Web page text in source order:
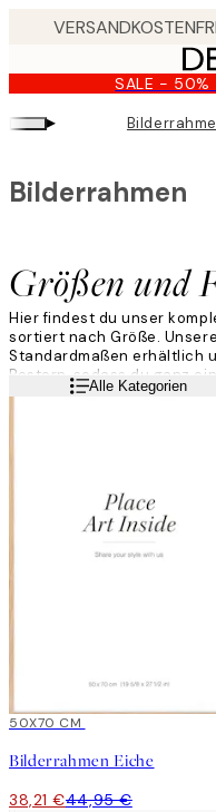
content.
SALE - 50%
▸
Größen und
Bilderrahmen
Hier findest du unser
sortiert nach Größe.
Standardmaßen erhältlich
Postern, sodass du ganz
kannst!
WeiterlesenAlle Kategorien
15%*
50X70 CM
Bilderrahmen Eiche
38,21 €44,95 €